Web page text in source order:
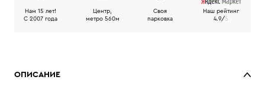
Нам 15 лет!
C 2007 года
Центр,
метро 560м
Своя
парковка
Наш рейтинг
4.9/5
ОПИСАНИЕ